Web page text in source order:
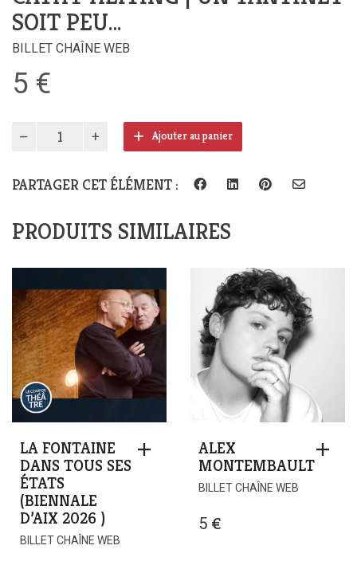
SOIT PEU…
BILLET CHAÎNE WEB
5 €
Heiting
tantinet
peu…
Ajouter au panier
PARTAGER CET ÉLÉMENT :
PRODUITS SIMILAIRES
LA FONTAINE
DANS TOUS SES
ÉTATS
(BIENNALE
D’AIX 2026 )
BILLET CHAÎNE WEB
ALEX
MONTEMBAULT
BILLET CHAÎNE WEB
5 €